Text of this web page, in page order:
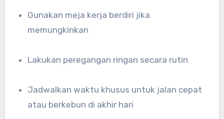
Gunakan meja kerja berdiri jika
memungkinkan
Lakukan peregangan ringan secara rutin
Jadwalkan waktu khusus untuk jalan cepat
atau berkebun di akhir hari